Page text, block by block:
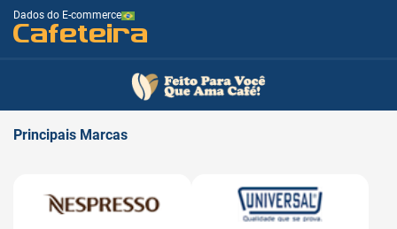
Dados do E-commerce
Cafeteira
Principais Marcas